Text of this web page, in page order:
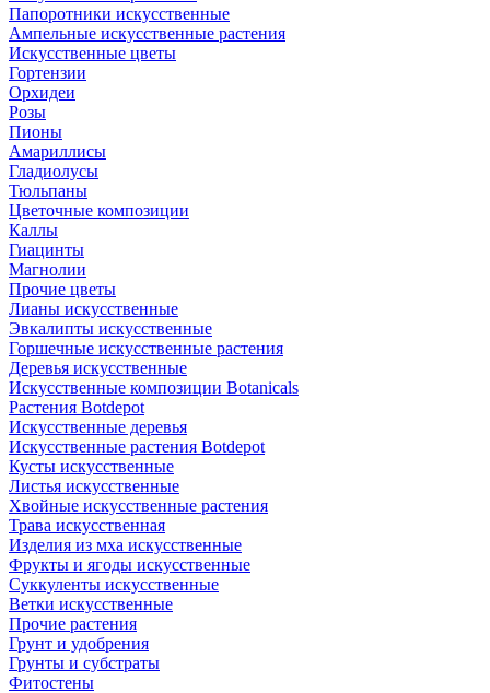
Папоротники искусственные
Ампельные искусственные растения
Искусственные цветы
Гортензии
Орхидеи
Розы
Пионы
Амариллисы
Гладиолусы
Тюльпаны
Цветочные композиции
Каллы
Гиацинты
Магнолии
Прочие цветы
Лианы искусственные
Эвкалипты искусственные
Горшечные искусственные растения
Деревья искусственные
Искусственные композиции Botanicals
Растения Botdepot
Искусственные деревья
Искусственные растения Botdepot
Кусты искусственные
Листья искусственные
Хвойные искусственные растения
Трава искусственная
Изделия из мха искусственные
Фрукты и ягоды искусственные
Суккуленты искусственные
Ветки искусственные
Прочие растения
Грунт и удобрения
Грунты и субстраты
Фитостены